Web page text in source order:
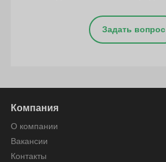
Задать вопрос
Компания
О компании
Вакансии
Контакты